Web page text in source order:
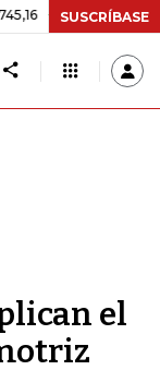
2.295,71 +0,58%
SUSCRÍBASE
el